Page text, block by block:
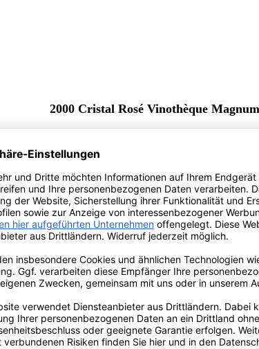
2000 Cristal Rosé Vinothèque Magnum
Regulärer Preis:
3.850,00 €
Preise inkl. MwSt. zzgl. Versandkosten
*Preis inkl. MwSt., ggf. zzgl. Versandkosten
Allergenhinweis: enthält Sulfite
In den Warenkorb